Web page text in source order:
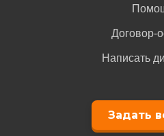
Договор-
Написать
Задать